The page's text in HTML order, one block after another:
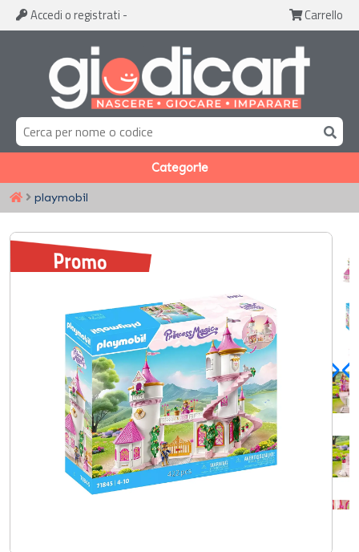
Accedi o registrati - Carrello
Categorie
playmobil